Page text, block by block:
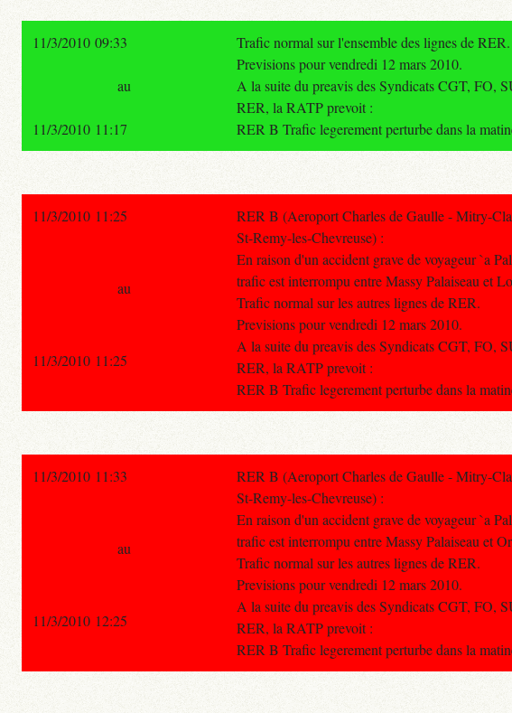
11/3/2010 09:33
Trafic normal sur l'ensemble des lignes de RER.
Previsions pour vendredi 12 mars 2010.
A la suite du preavis des Syndicats CGT, FO,
RER, la RATP prevoit :
RER B Trafic legerement perturbe dans la
au
11/3/2010 11:17
11/3/2010 11:25
RER B (Aeroport Charles de Gaulle - Mitry-
St-Remy-les-Chevreuse) :
En raison d'un accident grave de voyageur `a
trafic est interrompu entre Massy Palaiseau et
Trafic normal sur les autres lignes de RER.
Previsions pour vendredi 12 mars 2010.
A la suite du preavis des Syndicats CGT, FO,
RER, la RATP prevoit :
RER B Trafic legerement perturbe dans la
au
11/3/2010 11:25
11/3/2010 11:33
RER B (Aeroport Charles de Gaulle - Mitry-
St-Remy-les-Chevreuse) :
En raison d'un accident grave de voyageur `a
trafic est interrompu entre Massy Palaiseau et
Trafic normal sur les autres lignes de RER.
Previsions pour vendredi 12 mars 2010.
A la suite du preavis des Syndicats CGT, FO,
RER, la RATP prevoit :
RER B Trafic legerement perturbe dans la
au
11/3/2010 12:25